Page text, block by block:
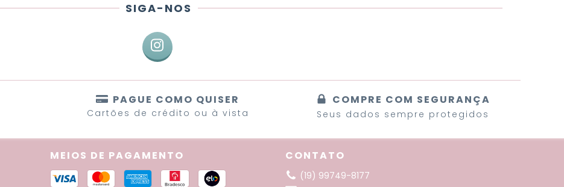
SIGA-NOS
PAGUE COMO QUISER
Cartões de crédito ou à vista
COMPRE COM SEGURANÇA
Seus dados sempre protegidos
MEIOS DE PAGAMENTO CONTATO
(19) 99749-8177